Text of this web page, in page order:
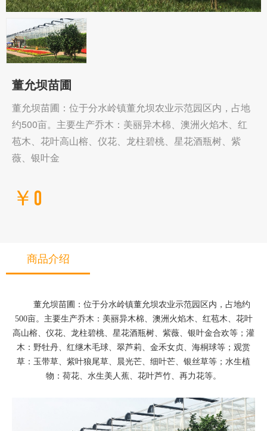
董允坝苗圃
董允坝苗圃：位于分水岭镇董允坝农业示范园区内，占地
约500亩。主要生产乔木：美丽异木棉、澳洲火焰木、红
苞木、花叶高山榕、仪花、龙柱碧桃、星花酒瓶树、紫
薇、银叶金
￥0
商品介绍
董允坝苗圃：位于分水岭镇董允坝农业示范园区内，占地约
500亩。主要生产乔木：美丽异木棉、澳洲火焰木、红苞木、花叶
高山榕、仪花、龙柱碧桃、星花酒瓶树、紫薇、银叶金合欢等；灌
木：野牡丹、红继木毛球、翠芦莉、金禾女贞、海桐球等；观赏
草：玉带草、紫叶狼尾草、晨光芒、细叶芒、银丝草等；水生植
物：荷花、水生美人蕉、花叶芦竹、再力花等。